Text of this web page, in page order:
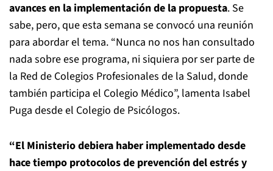
avances en la implementación de la propuesta. Se
sabe, pero, que esta semana se convocó una reunión
para abordar el tema. “Nunca no nos han consultado
nada sobre ese programa, ni siquiera por ser parte de
la Red de Colegios Profesionales de la Salud, donde
también participa el Colegio Médico”, lamenta Isabel
Puga desde el Colegio de Psicólogos.
“El Ministerio debiera haber implementado desde
hace tiempo protocolos de prevención del estrés y